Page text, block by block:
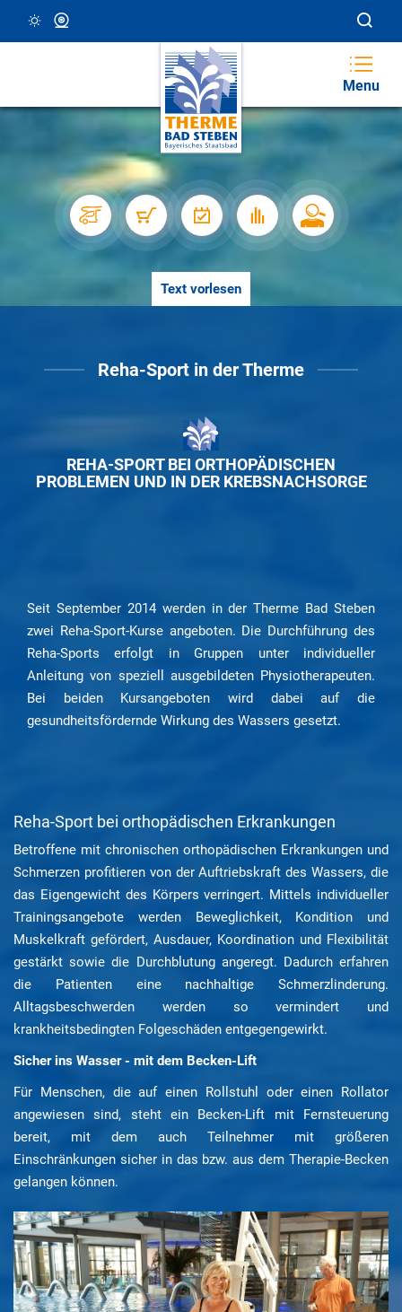
27 °C, Klar/Sonnig
Menu
Text vorlesen
Reha-Sport in der Therme
REHA-SPORT BEI ORTHOPÄDISCHEN
PROBLEMEN UND IN DER KREBSNACHSORGE
Seit September 2014 werden in der Therme Bad Steben
zwei Reha-Sport-Kurse angeboten. Die Durchführung des
Reha-Sports erfolgt in Gruppen unter individueller
Anleitung von speziell ausgebildeten Physiotherapeuten.
Bei beiden Kursangeboten wird dabei auf die
gesundheitsfördernde Wirkung des Wassers gesetzt.
Reha-Sport bei orthopädischen Erkrankungen
Betroffene mit chronischen orthopädischen Erkrankungen und
Schmerzen profitieren von der Auftriebskraft des Wassers, die
das Eigengewicht des Körpers verringert. Mittels individueller
Trainingsangebote werden Beweglichkeit, Kondition und
Muskelkraft gefördert, Ausdauer, Koordination und Flexibilität
gestärkt sowie die Durchblutung angeregt. Dadurch erfahren
die Patienten eine nachhaltige Schmerzlinderung.
Alltagsbeschwerden werden so vermindert und
krankheitsbedingten Folgeschäden entgegengewirkt.
Sicher ins Wasser - mit dem Becken-Lift
Für Menschen, die auf einen Rollstuhl oder einen Rollator
angewiesen sind, steht ein Becken-Lift mit Fernsteuerung
bereit, mit dem auch Teilnehmer mit größeren
Einschränkungen sicher in das bzw. aus dem Therapie-Becken
gelangen können.